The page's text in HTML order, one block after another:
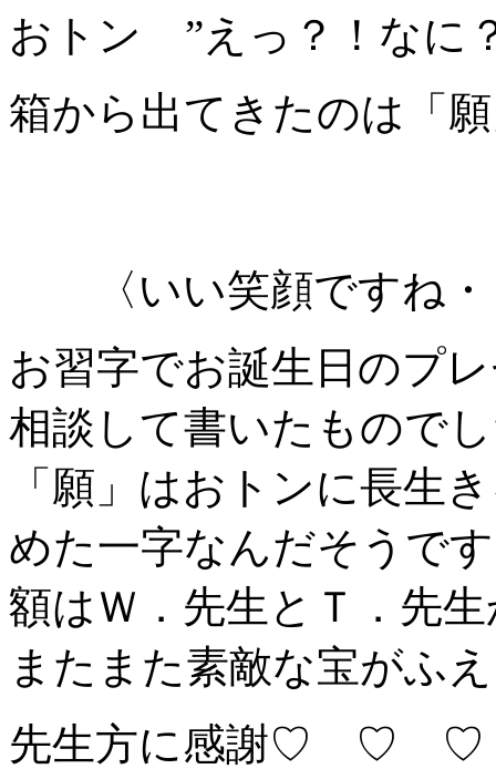
おトン ”えっ？！なに
箱から出てきたのは「
〈いい笑顔ですね・
お習字でお誕生日のプ
相談して書いたもので
「願」はおトンに長生
めた一字なんだそうで
額はＷ．先生とＴ．先
またまた素敵な宝がふ
先生方に感謝♡ ♡ ♡